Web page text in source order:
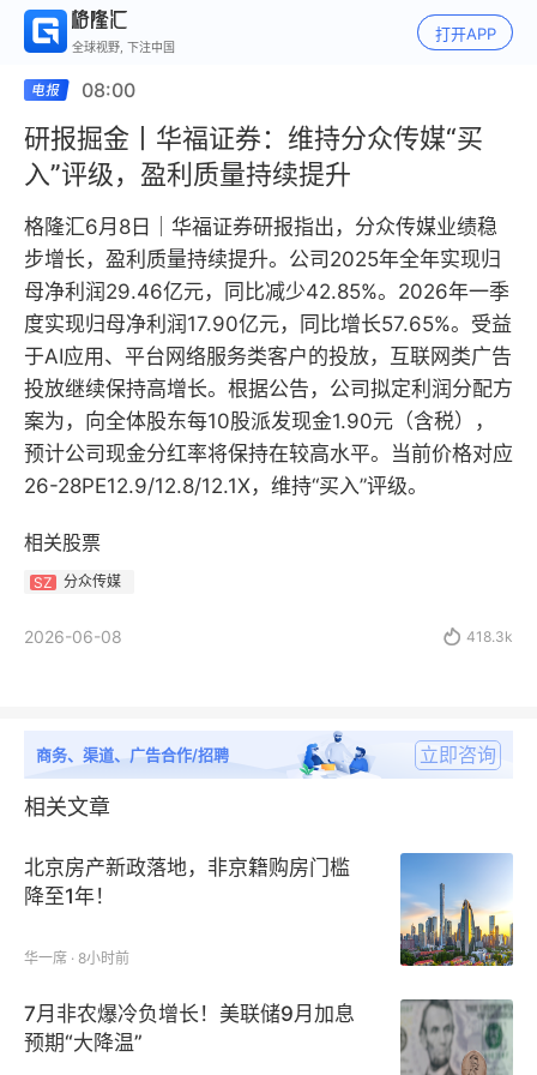
全球视野, 下注中国
打开APP
08:00
研报掘金丨华福证券：维持分众传媒“买
入”评级，盈利质量持续提升
格隆汇6月8日｜华福证券研报指出，分众传媒业绩稳
步增长，盈利质量持续提升。公司2025年全年实现归
母净利润29.46亿元，同比减少42.85%。2026年一季
度实现归母净利润17.90亿元，同比增长57.65%。受益
于AI应用、平台网络服务类客户的投放，互联网类广告
投放继续保持高增长。根据公告，公司拟定利润分配方
案为，向全体股东每10股派发现金1.90元（含税），
预计公司现金分红率将保持在较高水平。当前价格对应
26-28PE12.9/12.8/12.1X，维持“买入”评级。
相关股票
SZ 分众传媒
2026-06-08  418.3k
商务、渠道、广告合作/招聘 立即咨询
相关文章
北京房产新政落地，非京籍购房门槛
降至1年！
华一席 · 8小时前
7月非农爆冷负增长！美联储9月加息
预期“大降温”